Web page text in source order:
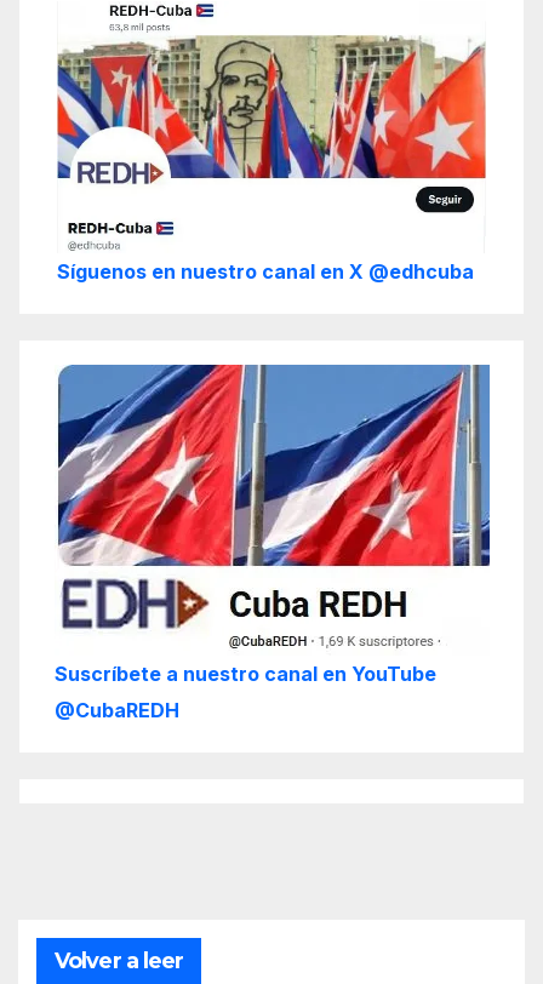
Síguenos en nuestro canal en X @edhcuba
Suscríbete a nuestro canal en YouTube
@CubaREDH
Volver a leer